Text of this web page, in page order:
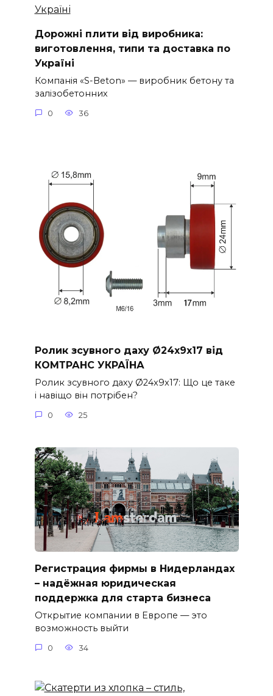
Дорожні плити від виробника:
виготовлення, типи та доставка по
Україні
Компанія «S-Beton» — виробник бетону та
залізобетонних
0 36
Ролик зсувного даху Ø24x9x17 від
КОМТРАНС УКРАЇНА
Ролик зсувного даху Ø24x9x17: Що це таке
і навіщо він потрібен?
0 25
Регистрация фирмы в Нидерландах
– надёжная юридическая
поддержка для старта бизнеса
Открытие компании в Европе — это
возможность выйти
0 34